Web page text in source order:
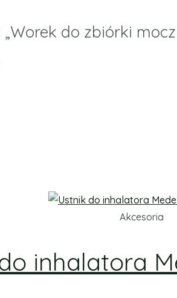
do zbiórki
Akcesoria
inhalatora